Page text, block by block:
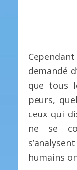
demandé
que tous
peurs,
ceux qui
ne se
humains